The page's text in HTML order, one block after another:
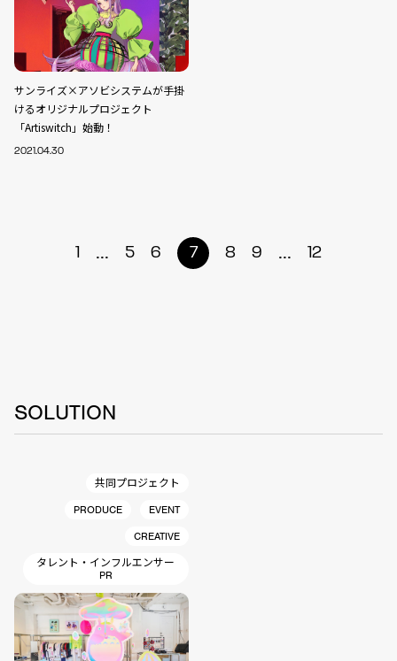
サンライズ×アソビシステムが手掛
けるオリジナルプロジェクト
「Artiswitch」始動！
2021.04.30
1 ... 5 6 7 8 9 ... 12
SOLUTION
共同プロジェクト
PRODUCE
EVENT
CREATIVE
タレント・インフルエンサー
PR